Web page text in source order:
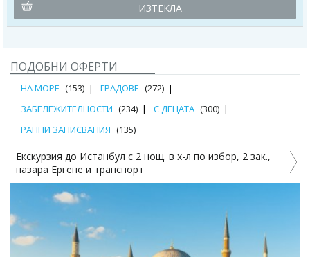
ИЗТЕКЛА
ПОДОБНИ ОФЕРТИ
НА МОРЕ (153) ГРАДОВЕ (272)
ЗАБЕЛЕЖИТЕЛНОСТИ (234) С ДЕЦАТА (300)
РАННИ ЗАПИСВАНИЯ (135)
Екскурзия до Истанбул с 2 нощ. в х-л по избор, 2 зак.,
пазара Ергене и транспорт